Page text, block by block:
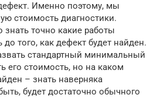
Именно поэтому, мы
стоимость диагностики.
точно какие работы
того, как дефект будет найден.
стандартный минимальный
его стоимость, но на каком
– знать наверняка
будет достаточно обычного